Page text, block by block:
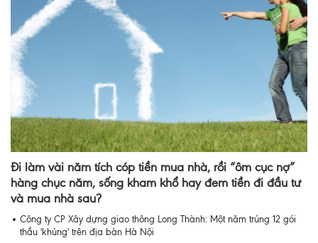
Đi làm vài năm tích cóp tiền mua nhà, rồi “ôm cục nợ”
hàng chục năm, sống kham khổ hay đem tiền đi đầu tư
và mua nhà sau?
Công ty CP Xây dựng giao thông Long Thành: Một năm trúng 12 gói
thầu 'khủng' trên địa bàn Hà Nội